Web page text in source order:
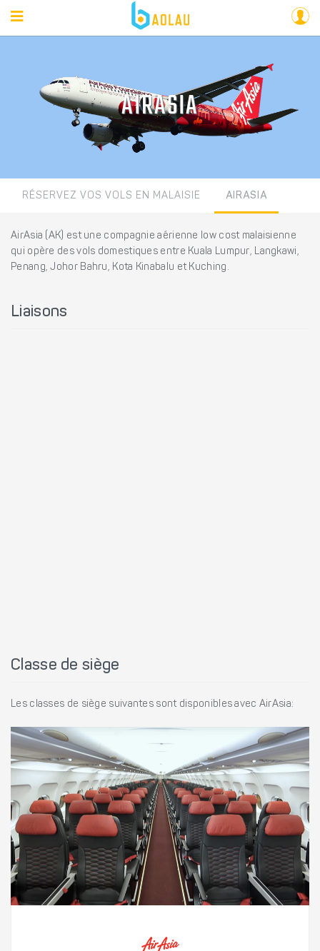
AIRASIA
RÉSERVEZ VOS VOLS EN MALAISIE AIRASIA
AirAsia (AK) est une compagnie aérienne low cost malaisienne
qui opère des vols domestiques entre Kuala Lumpur, Langkawi,
Penang, Johor Bahru, Kota Kinabalu et Kuching.
Liaisons
Classe de siège
Les classes de siège suivantes sont disponibles avec AirAsia: